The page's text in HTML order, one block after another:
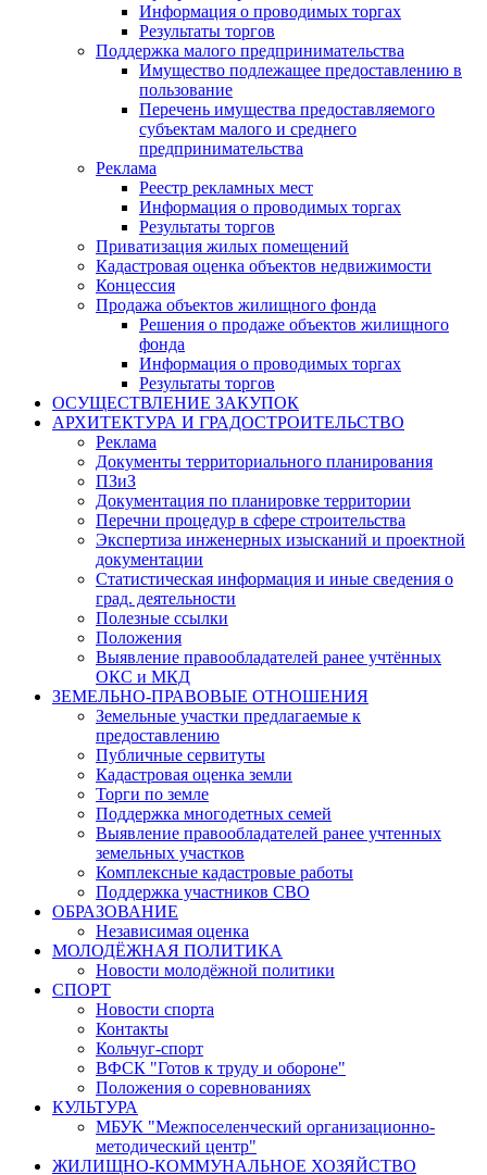
Информация о проводимых торгах
Результаты торгов
Поддержка малого предпринимательства
Имущество подлежащее предоставлению в
пользование
Перечень имущества предоставляемого
субъектам малого и среднего
предпринимательства
Реклама
Реестр рекламных мест
Информация о проводимых торгах
Результаты торгов
Приватизация жилых помещений
Кадастровая оценка объектов недвижимости
Концессия
Продажа объектов жилищного фонда
Решения о продаже объектов жилищного
фонда
Информация о проводимых торгах
Результаты торгов
ОСУЩЕСТВЛЕНИЕ ЗАКУПОК
АРХИТЕКТУРА И ГРАДОСТРОИТЕЛЬСТВО
Реклама
Документы территориального планирования
ПЗиЗ
Документация по планировке территории
Перечни процедур в сфере строительства
Экспертиза инженерных изысканий и проектной
документации
Статистическая информация и иные сведения о
град. деятельности
Полезные ссылки
Положения
Выявление правообладателей ранее учтённых
ОКС и МКД
ЗЕМЕЛЬНО-ПРАВОВЫЕ ОТНОШЕНИЯ
Земельные участки предлагаемые к
предоставлению
Публичные сервитуты
Кадастровая оценка земли
Торги по земле
Поддержка многодетных семей
Выявление правообладателей ранее учтенных
земельных участков
Комплексные кадастровые работы
Поддержка участников СВО
ОБРАЗОВАНИЕ
Независимая оценка
МОЛОДЁЖНАЯ ПОЛИТИКА
Новости молодёжной политики
СПОРТ
Новости спорта
Контакты
Кольчуг-спорт
ВФСК "Готов к труду и обороне"
Положения о соревнованиях
КУЛЬТУРА
МБУК "Межпоселенческий организационно-
методический центр"
ЖИЛИЩНО-КОММУНАЛЬНОЕ ХОЗЯЙСТВО